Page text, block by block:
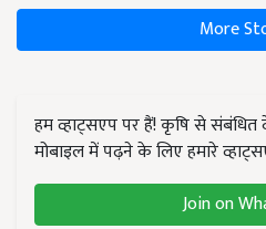
More
हम व्हाट्सएप पर हैं! कृषि से
मोबाइल में पढ़ने के लिए हमारे
Join on